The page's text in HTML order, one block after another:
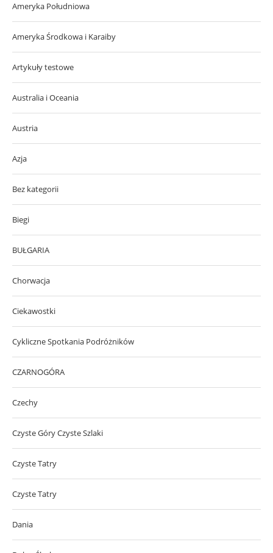
Ameryka Południowa
Ameryka Środkowa i Karaiby
Artykuły testowe
Australia i Oceania
Austria
Azja
Bez kategorii
Biegi
BUŁGARIA
Chorwacja
Ciekawostki
Cykliczne Spotkania Podróżników
CZARNOGÓRA
Czechy
Czyste Góry Czyste Szlaki
Czyste Tatry
Czyste Tatry
Dania